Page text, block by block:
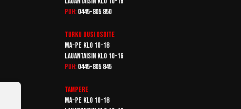
Puh: 0445-805 850
Turku Uusi osoite
Ma-pe klo 10-18
Lauantaisin klo 10-16
Puh: 0445-805 845
Tampere
Ma-pe klo 10-18